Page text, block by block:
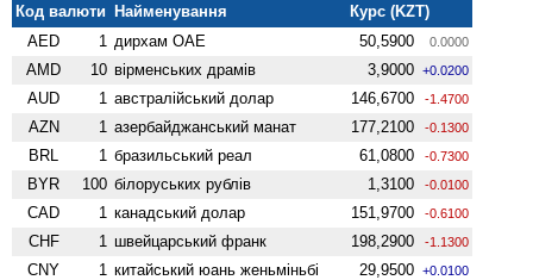
Код валюти Найменування
Курс (KZT)
AED
1 дирхам ОАЕ 50,5900 0.0000
AMD 10 вiрменських драмів 3,9000 +0.0200
AUD 1 австралійський долар 146,6700 -1.4700
AZN 1 азербайджанський манат 177,2100 -0.1300
BRL 1 бразильський реал 61,0800 -0.7300
BYR 100 білоруських рублів 1,3100 -0.0100
CAD 1 канадський долар 151,9700 -0.6100
CHF 1 швейцарський франк 198,2900 -1.1300
CNY 1 китайський юань женьмiньбi 29,9500 +0.0100